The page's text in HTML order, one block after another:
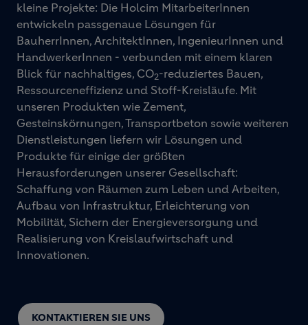
KONTAKTIEREN SIE UNS
kleine Projekte: Die Holcim MitarbeiterInnen
entwickeln passgenaue Lösungen für
BauherrInnen, ArchitektInnen, IngenieurInnen und
HandwerkerInnen - verbunden mit einem klaren
Blick für nachhaltiges, CO2-reduziertes Bauen,
Ressourceneffizienz und Stoff-Kreisläufe. Mit
unseren Produkten wie Zement,
Gesteinskörnungen, Transportbeton sowie weiteren
Dienstleistungen liefern wir Lösungen und
Produkte für einige der größten
Herausforderungen unserer Gesellschaft:
Schaffung von Räumen zum Leben und Arbeiten,
Aufbau von Infrastruktur, Erleichterung von
Mobilität, Sichern der Energieversorgung und
Realisierung von Kreislaufwirtschaft und
Innovationen.